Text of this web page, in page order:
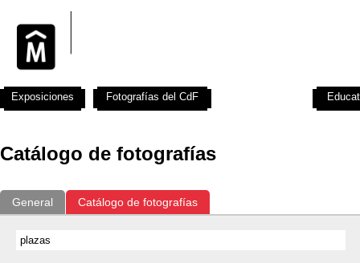
Catálogo de fotografías
General Catálogo de fotografías
Exposiciones Fotografías del CdF